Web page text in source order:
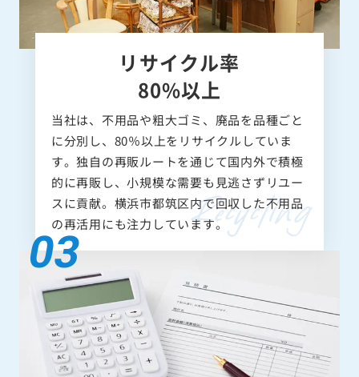
リサイクル率
80%以上
当社は、不用品や粗大ゴミ、廃品を品種ごと
に分別し、80％以上をリサイクルしていま
す。独自の再販ルートを通じて国内外で積極
的に再販し、小規模な需要も見逃さずリユー
スに貢献。横浜市都筑区内で回収した不用品
の再活用にも注力しています。